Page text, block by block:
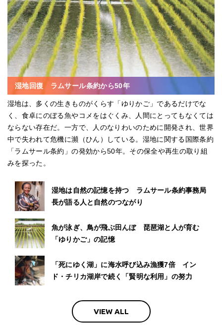
湿地回復 ラムサール条約から50年
湿地は、多くの生きものがくらす「ゆりかご」であるだけでな
く、食卓にのぼる魚やコメをはぐくみ、人間にとってもなくては
ならない存在だ。一方で、人のなりわいのために開発され、世界
中で失われて危機に瀕（ひん）している。湿地に関する国際条約
「ラムサール条約」の発効から50年。その保全や再生の取り組
みを探った。
湿地は自然の記憶を持つ ラムサール条約事務局
長が語る人と自然のつながり
魚が泳ぎ、鳥が飛ぶ田んぼ 琵琶湖と人が育む
「ゆりかご」の記憶
「死にゆく湖」に海水呼び込み漁獲7倍 イン
ド・チリカ湖岸で続く「賢明な利用」の努力
VIEW ALL